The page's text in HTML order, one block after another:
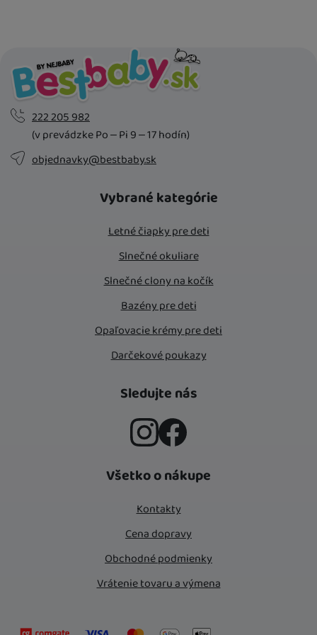
222 205 982
(v prevádzke Po – Pi 9 – 17 hodín)
objednavky@bestbaby.sk
Vybrané kategórie
Letné čiapky pre deti
Slnečné okuliare
Slnečné clony na kočík
Bazény pre deti
Opaľovacie krémy pre deti
Darčekové poukazy
Sledujte nás
Všetko o nákupe
Kontakty
Cena dopravy
Obchodné podmienky
Vrátenie tovaru a výmena